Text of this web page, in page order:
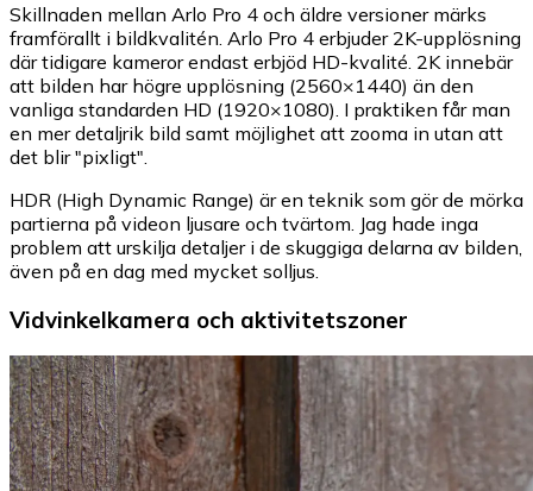
Skillnaden mellan Arlo Pro 4 och äldre versioner märks
framförallt i bildkvalitén. Arlo Pro 4 erbjuder 2K-upplösning
där tidigare kameror endast erbjöd HD-kvalité. 2K innebär
att bilden har högre upplösning (2560×1440) än den
vanliga standarden HD (1920×1080). I praktiken får man
en mer detaljrik bild samt möjlighet att zooma in utan att
det blir "pixligt".
HDR (High Dynamic Range) är en teknik som gör de mörka
partierna på videon ljusare och tvärtom. Jag hade inga
problem att urskilja detaljer i de skuggiga delarna av bilden,
även på en dag med mycket solljus.
Vidvinkelkamera och aktivitetszoner